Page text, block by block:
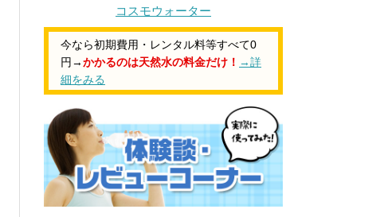
コスモウォーター
今なら初期費用・レンタル料等すべて0
円→かかるのは天然水の料金だけ！ →詳
細をみる